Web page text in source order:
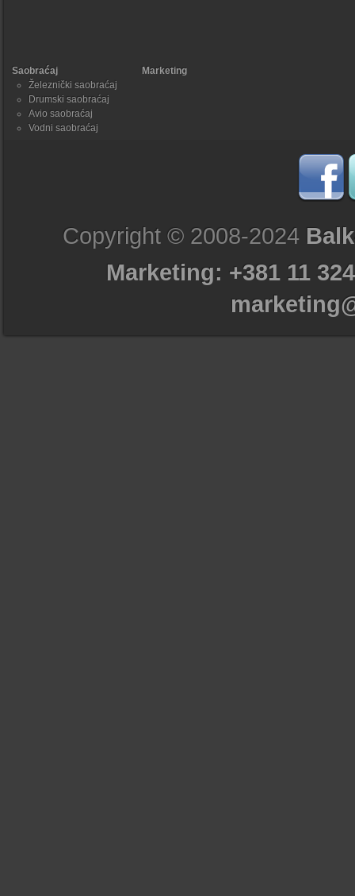
Saobraćaj
Železnički saobraćaj
Drumski saobraćaj
Avio saobraćaj
Vodni saobraćaj
Marketing
Copyright © 2008-2024
Marketing: +381 11